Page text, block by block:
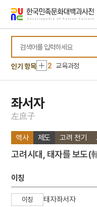
바로가기
바로가기
인기 항목
10 겸애설
1 화랑도
2 교육과정
3 금성대군
7
왕규의 난
8 가갸날
10 겸애설
1 화랑도
좌서자
左庶子
역사 제도 고려 전기
고려시대, 태자를 보도(
이칭
이칭 태자좌서자